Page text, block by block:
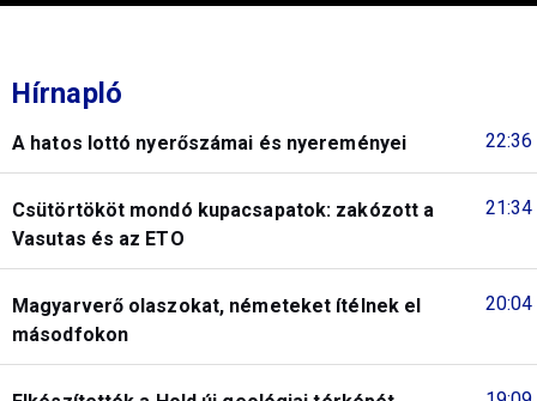
Hírnapló
22:36
A hatos lottó nyerőszámai és nyereményei
21:34
Csütörtököt mondó kupacsapatok: zakózott a
Vasutas és az ETO
20:04
Magyarverő olaszokat, németeket ítélnek el
másodfokon